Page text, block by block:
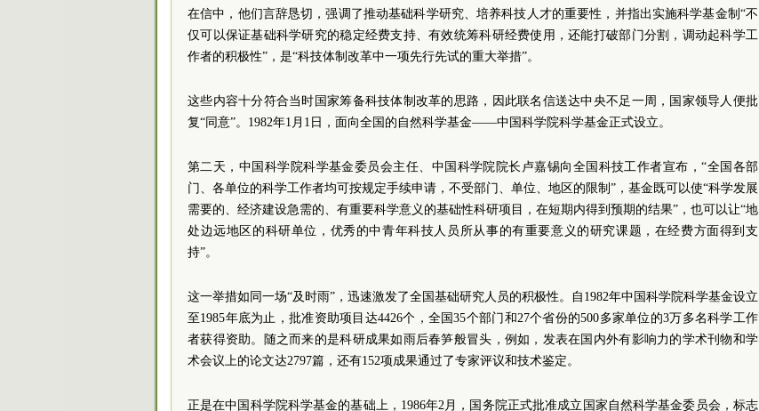
在信中，他们言辞恳切，强调了推动基础科学研究、培养科技人才的重要性，并指出实施科学基金制“不
仅可以保证基础科学研究的稳定经费支持、有效统筹科研经费使用，还能打破部门分割，调动起科学工
作者的积极性”，是“科技体制改革中一项先行先试的重大举措”。
这些内容十分符合当时国家筹备科技体制改革的思路，因此联名信送达中央不足一周，国家领导人便批
复“同意”。1982年1月1日，面向全国的自然科学基金——中国科学院科学基金正式设立。
第二天，中国科学院科学基金委员会主任、中国科学院院长卢嘉锡向全国科技工作者宣布，“全国各部
门、各单位的科学工作者均可按规定手续申请，不受部门、单位、地区的限制”，基金既可以使“科学发展
需要的、经济建设急需的、有重要科学意义的基础性科研项目，在短期内得到预期的结果”，也可以让“地
处边远地区的科研单位，优秀的中青年科技人员所从事的有重要意义的研究课题，在经费方面得到支
持”。
这一举措如同一场“及时雨”，迅速激发了全国基础研究人员的积极性。自1982年中国科学院科学基金设立
至1985年底为止，批准资助项目达4426个，全国35个部门和27个省份的500多家单位的3万多名科学工作
者获得资助。随之而来的是科研成果如雨后春笋般冒头，例如，发表在国内外有影响力的学术刊物和学
术会议上的论文达2797篇，还有152项成果通过了专家评议和技术鉴定。
正是在中国科学院科学基金的基础上，1986年2月，国务院正式批准成立国家自然科学基金委员会，标志